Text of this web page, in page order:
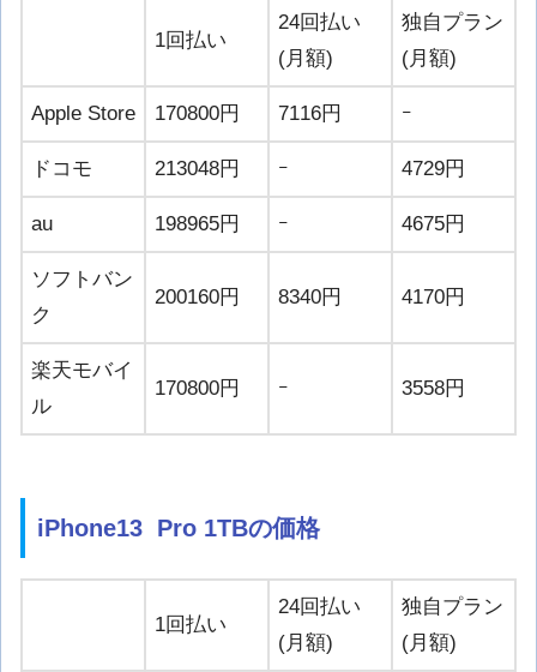
1回払い
24回払い
(月額)
独自プラン
(月額)
Apple Store 170800円 7116円 ｰ
ドコモ 213048円 ｰ 4729円
au 198965円 ｰ 4675円
ソフトバン
ク
200160円 8340円 4170円
楽天モバイ
ル
170800円 ｰ 3558円
iPhone13 Pro 1TBの価格
1回払い
24回払い
(月額)
独自プラン
(月額)